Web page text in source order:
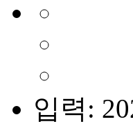
입력: